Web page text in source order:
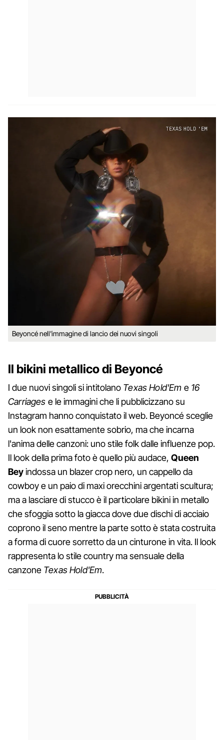
Beyoncé nell'immagine di lancio dei nuovi singoli
Il bikini metallico di Beyoncé
I due nuovi singoli si intitolano Texas Hold'Em e 16
Carriages e le immagini che li pubblicizzano su
Instagram hanno conquistato il web. Beyoncé sceglie
un look non esattamente sobrio, ma che incarna
l'anima delle canzoni: uno stile folk dalle influenze pop.
Il look della prima foto è quello più audace, Queen
Beyindossa un blazer crop nero, un cappello da
cowboy e un paio di maxi orecchini argentati scultura;
ma a lasciare di stucco è il particolare bikini in metallo
che sfoggia sotto la giacca dove due dischi di acciaio
coprono il seno mentre la parte sotto è stata costruita
a forma di cuore sorretto da un cinturone in vita. Il look
rappresenta lo stile country ma sensuale della
canzone Texas Hold'Em.